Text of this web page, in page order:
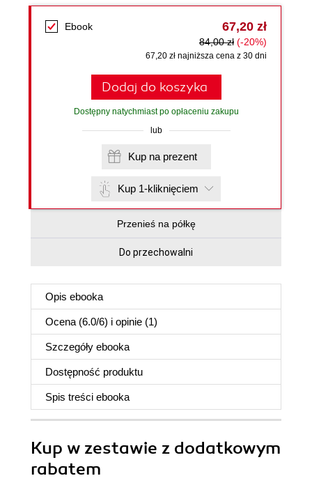
Ebook 67,20 zł
84,00 zł (-20%)
67,20 zł najniższa cena z 30 dni
Dodaj do koszyka
Dostępny natychmiast po opłaceniu zakupu
lub
Kup na prezent
Kup 1-kliknięciem
Przenieś na półkę
Do przechowalni
Opis ebooka
Ocena (6.0/6) i opinie (1)
Szczegóły ebooka
Dostępność produktu
Spis treści ebooka
Kup w zestawie z dodatkowym
rabatem